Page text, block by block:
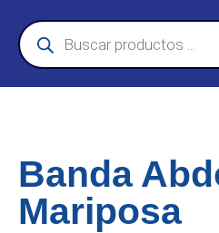
Banda
Mariposa